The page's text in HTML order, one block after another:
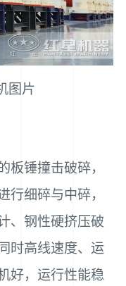
图片
板锤撞击破碎，
行细碎与中碎，
、钢性硬挤压破
时高线速度、运
好，运行性能稳